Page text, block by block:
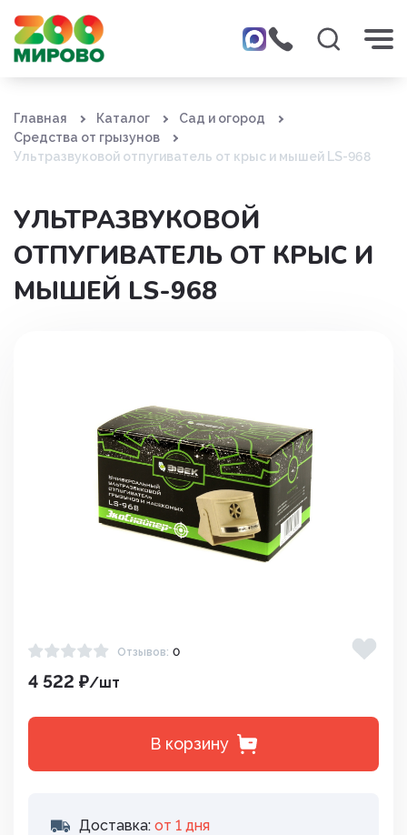
Главная Каталог
Сад и огород
Средства от грызунов
Ультразвуковой отпугиватель от крыс и мышей LS-968
УЛЬТРАЗВУКОВОЙ
ОТПУГИВАТЕЛЬ ОТ КРЫС И
МЫШЕЙ LS-968
Отзывов: 0
4 522 ₽/шт
В корзину
Доставка: от 1 дня